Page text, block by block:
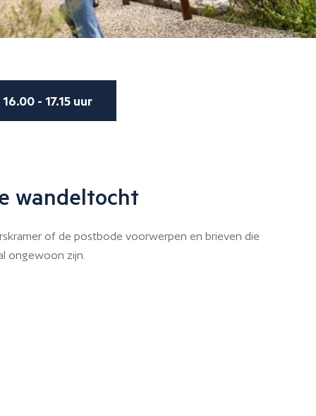
16.00 - 17.15 uur
wandeltocht
of de postbode voorwerpen en brieven die
ongewoon zijn.